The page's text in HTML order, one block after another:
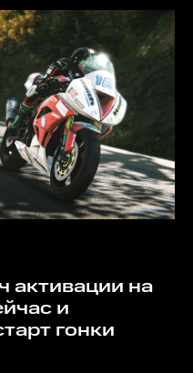
и
гонки